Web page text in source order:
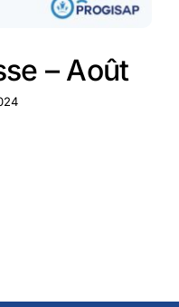
– Août